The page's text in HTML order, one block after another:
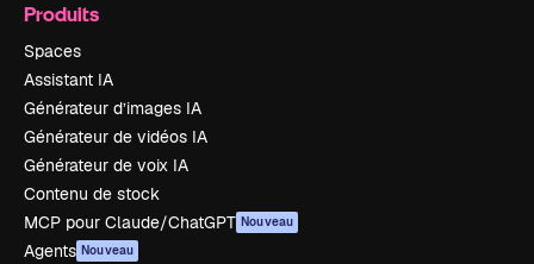
Produits
Spaces
Assistant IA
Générateur d’images IA
Générateur de vidéos IA
Générateur de voix IA
Contenu de stock
MCP pour Claude/ChatGPT Nouveau
Agents Nouveau